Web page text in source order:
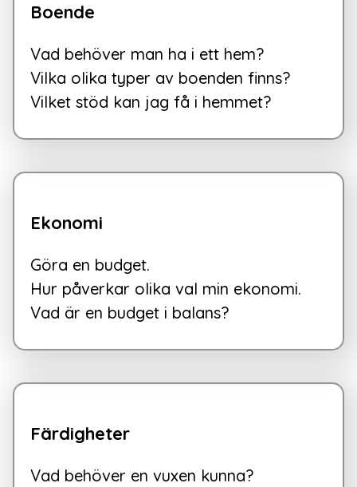
Boende
Vad behöver man ha i ett hem?
Vilka olika typer av boenden finns?
Vilket stöd kan jag få i hemmet?
Ekonomi
Göra en budget.
Hur påverkar olika val min ekonomi.
Vad är en budget i balans?
Färdigheter
Vad behöver en vuxen kunna?